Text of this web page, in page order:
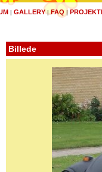
| GALLERY|FAQ |
Billede